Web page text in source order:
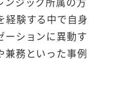
経験する中で自身
ーションに異動す
兼務といった事例